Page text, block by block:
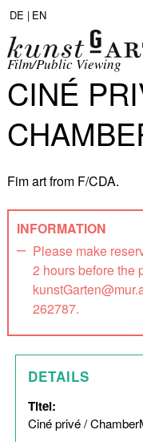
DE | EN
Film/Public Viewing
CINÉ
Fim art from F/CDA.
INFORMATION
Please make
2 hours before the
262787.
DETAILS
Titel:
Ciné privé /